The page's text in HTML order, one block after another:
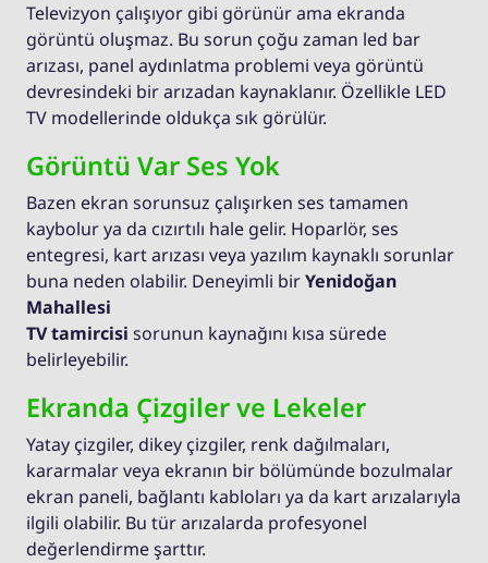
Televizyon çalışıyor gibi görünür ama ekranda
görüntü oluşmaz. Bu sorun çoğu zaman led bar
arızası, panel aydınlatma problemi veya görüntü
devresindeki bir arızadan kaynaklanır. Özellikle LED
TV modellerinde oldukça sık görülür.
Görüntü Var Ses Yok
Bazen ekran sorunsuz çalışırken ses tamamen
kaybolur ya da cızırtılı hale gelir. Hoparlör, ses
entegresi, kart arızası veya yazılım kaynaklı sorunlar
buna neden olabilir. Deneyimli birYenidoğan
Mahallesi
TV tamircisi sorunun kaynağını kısa sürede
belirleyebilir.
Ekranda Çizgiler ve Lekeler
Yatay çizgiler, dikey çizgiler, renk dağılmaları,
kararmalar veya ekranın bir bölümünde bozulmalar
ekran paneli, bağlantı kabloları ya da kart arızalarıyla
ilgili olabilir. Bu tür arızalarda profesyonel
değerlendirme şarttır.